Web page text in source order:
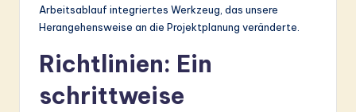
In
Arbeitsablauf integriertes Werkzeug, das unsere
Herangehensweise an die Projektplanung veränderte.
Richtlinien: Ein
schrittweise